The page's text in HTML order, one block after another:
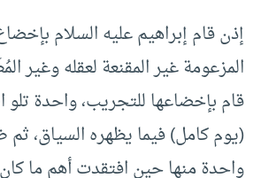
إذن قام إبراهيم عليه السلام
المزعومة غير المقنعة لعقله وغير
قام بإخضاعها للتجريب، واحدة
(يوم كامل) فيما يظهره السياق،
واحدة منها حين افتقدت أهم ما